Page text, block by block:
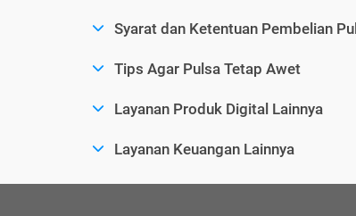
Syarat dan Ketentuan Pembelian
Tips Agar Pulsa Tetap Awet
Layanan Produk Digital Lainnya
Layanan Keuangan Lainnya